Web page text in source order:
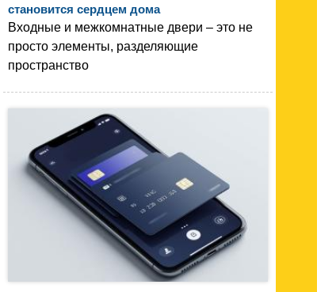
становится сердцем дома
Входные и межкомнатные двери – это не
просто элементы, разделяющие
пространство